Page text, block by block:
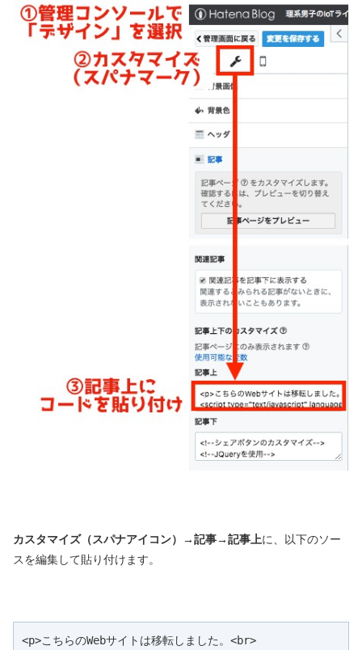
カスタマイズ（スパナアイコン）→記事→記事上に、以下のソー
スを編集して貼り付けます。
<p>こちらのWebサイトは移転しました。<br>